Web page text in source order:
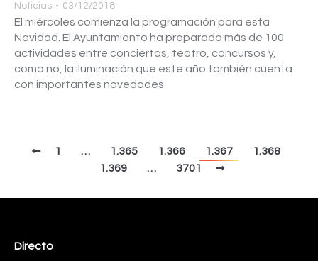
Noticias 03/12/2018
El miércoles comienza la programación para esta
Navidad. El Ayuntamiento ha preparado más de 100
actividades entre conciertos, teatro, concursos y,
como no, la iluminación que este año también cuenta
con importantes novedades
1 … 1.365 1.366 1.367
1.368
1.369
… 3701
Directo